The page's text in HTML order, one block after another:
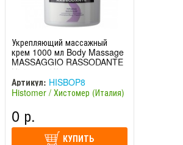
Укрепляющий массажный
крем 1000 мл Body Massage
MASSAGGIO RASSODANTE
Histomer / Хистомер
Артикул: HISBOP8
Histomer / Хистомер (Италия)
0 р.
КУПИТЬ